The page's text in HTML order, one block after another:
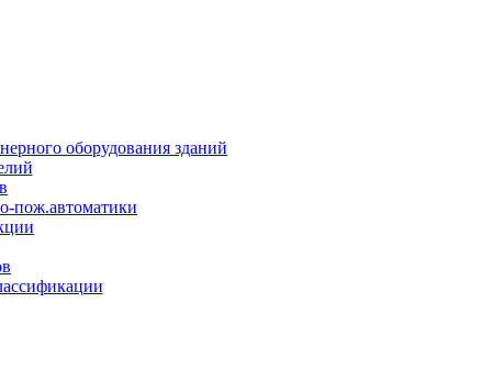
оборудования зданий
пож.автоматики